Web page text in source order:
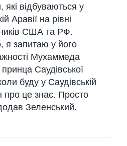
які відбуваються у
Аравії на рівні
США та РФ.
я запитаю у його
Мухаммеда
Саудівської
буду у Саудівській
про це знає. Просто
Зеленський.